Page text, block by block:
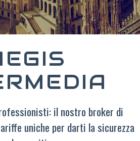
il nostro broker di
uniche per darti la sicurezza